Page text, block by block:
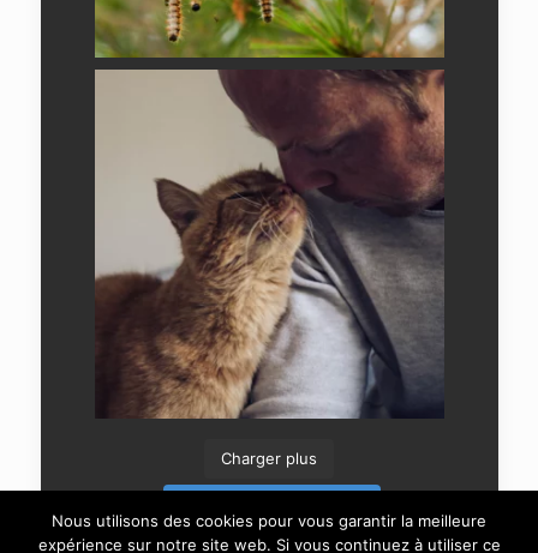
Charger plus
Nous utilisons des cookies pour vous garantir la meilleure
expérience sur notre site web. Si vous continuez à utiliser ce